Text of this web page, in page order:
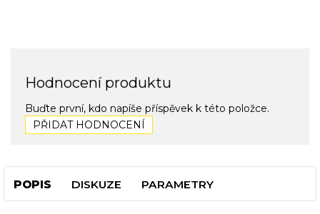
Hodnocení produktu
Buďte první, kdo napíše příspěvek k této položce.
PŘIDAT HODNOCENÍ
POPIS DISKUZE PARAMETRY